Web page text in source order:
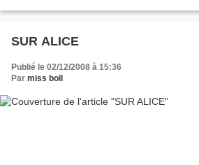
SUR ALICE
Publié le 02/12/2008 à 15:36
Par miss boll